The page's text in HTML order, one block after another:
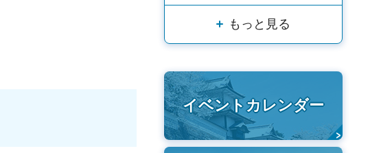
もっと見る
イベントカレンダー